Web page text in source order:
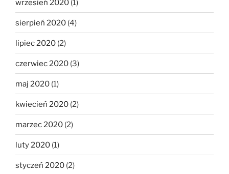
wrzesień 2020 (1)
sierpień 2020 (4)
lipiec 2020 (2)
czerwiec 2020 (3)
maj 2020 (1)
kwiecień 2020 (2)
marzec 2020 (2)
luty 2020 (1)
styczeń 2020 (2)